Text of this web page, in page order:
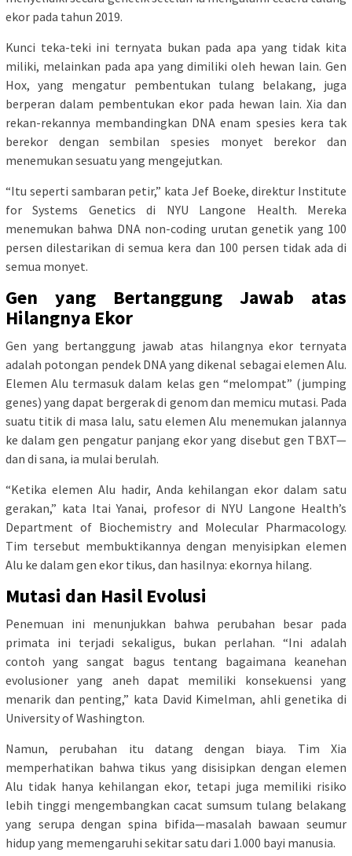
ekor pada tahun 2019.
Kunci teka-teki ini ternyata bukan pada apa yang tidak kita
miliki, melainkan pada apa yang dimiliki oleh hewan lain. Gen
Hox, yang mengatur pembentukan tulang belakang, juga
berperan dalam pembentukan ekor pada hewan lain. Xia dan
rekan-rekannya membandingkan DNA enam spesies kera tak
berekor dengan sembilan spesies monyet berekor dan
menemukan sesuatu yang mengejutkan.
“Itu seperti sambaran petir,” kata Jef Boeke, direktur Institute
for Systems Genetics di NYU Langone Health. Mereka
menemukan bahwa DNA non-coding urutan genetik yang 100
persen dilestarikan di semua kera dan 100 persen tidak ada di
semua monyet.
Gen yang Bertanggung Jawab atas
Hilangnya Ekor
Gen yang bertanggung jawab atas hilangnya ekor ternyata
adalah potongan pendek DNA yang dikenal sebagai elemen Alu.
Elemen Alu termasuk dalam kelas gen “melompat” (jumping
genes) yang dapat bergerak di genom dan memicu mutasi. Pada
suatu titik di masa lalu, satu elemen Alu menemukan jalannya
ke dalam gen pengatur panjang ekor yang disebut gen TBXT—
dan di sana, ia mulai berulah.
“Ketika elemen Alu hadir, Anda kehilangan ekor dalam satu
gerakan,” kata Itai Yanai, profesor di NYU Langone Health’s
Department of Biochemistry and Molecular Pharmacology.
Tim tersebut membuktikannya dengan menyisipkan elemen
Alu ke dalam gen ekor tikus, dan hasilnya: ekornya hilang.
Mutasi dan Hasil Evolusi
Penemuan ini menunjukkan bahwa perubahan besar pada
primata ini terjadi sekaligus, bukan perlahan. “Ini adalah
contoh yang sangat bagus tentang bagaimana keanehan
evolusioner yang aneh dapat memiliki konsekuensi yang
menarik dan penting,” kata David Kimelman, ahli genetika di
University of Washington.
Namun, perubahan itu datang dengan biaya. Tim Xia
memperhatikan bahwa tikus yang disisipkan dengan elemen
Alu tidak hanya kehilangan ekor, tetapi juga memiliki risiko
lebih tinggi mengembangkan cacat sumsum tulang belakang
yang serupa dengan spina bifida—masalah bawaan seumur
hidup yang memengaruhi sekitar satu dari 1.000 bayi manusia.